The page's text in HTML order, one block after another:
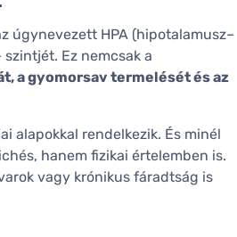
úgynevezett HPA (hipotalamusz–
Ez nemcsak a
a gyomorsav termelését és az
alapokkal rendelkezik. És minél
hanem fizikai értelemben is.
vagy krónikus fáradtság is